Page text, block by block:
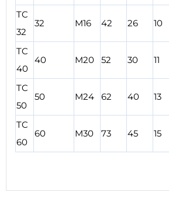
TC
32
32 M16 42 26 10
TC
40
40 M20 52 30 11
TC
50
50 M24 62 40 13
TC
60
60 M30 73 45 15